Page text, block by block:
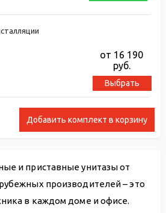
Добавить комплект в корзину
от 16 190
руб.
Выбрать
и приставные унитазы от
производителей – это
в каждом доме и офисе.